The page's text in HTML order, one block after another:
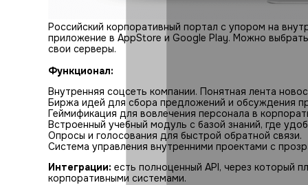
Российский корпоративный портал с упором на
приложение в AppStore и Google Play. Можно
свои серверы.
Функционал:
Внутренняя соцсеть компании. Понятная лента
Биржа идей для сбора предложений и обсуждения
Геймификация для вовлечения персонала в
Встроенный учебный модуль с базой знаний, где
Опросы и голосования для быстрой обратной связи.
Система управления внутренними проектами с
Интеграции: есть полноценный API, через который
корпоративными системами.